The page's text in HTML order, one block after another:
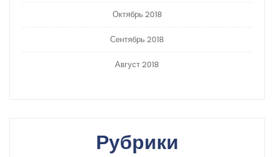
Октябрь 2018
Сентябрь 2018
Август 2018
Рубрики